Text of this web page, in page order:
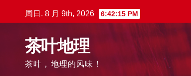
至
周日. 8 月 9th, 2026 6:42:17 PM
茶叶地理
茶叶，地理的风味！